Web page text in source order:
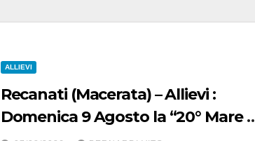
ALLIEVI
Recanati (Macerata) – Allievi :
Domenica 9 Agosto la “20° Mare e